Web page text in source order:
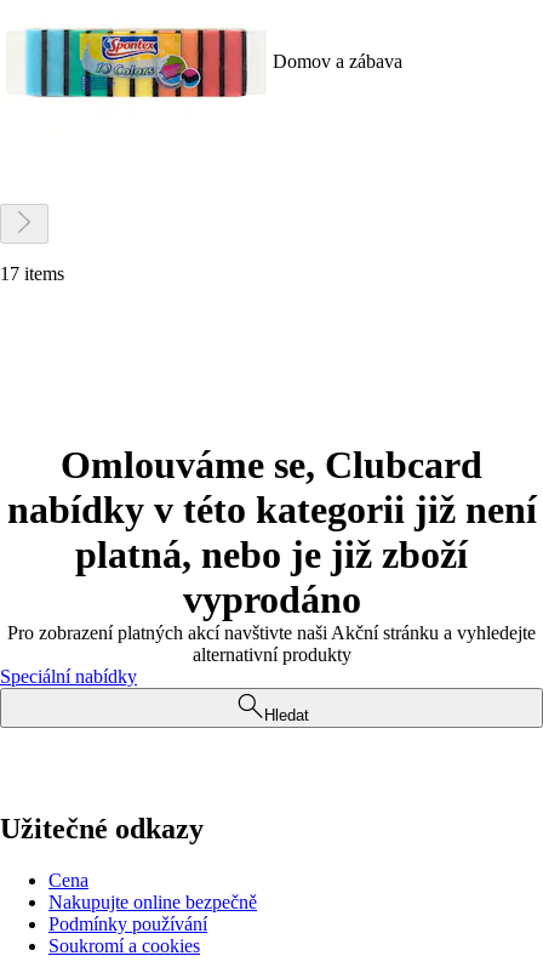
Domov a zábava
17 items
Omlouváme se, Clubcard
nabídky v této kategorii již není
platná, nebo je již zboží
vyprodáno
Pro zobrazení platných akcí navštivte naši Akční stránku a vyhledejte
alternativní produkty
Speciální nabídky
Hledat
Užitečné odkazy
Cena
Nakupujte online bezpečně
Podmínky používání
Soukromí a cookies